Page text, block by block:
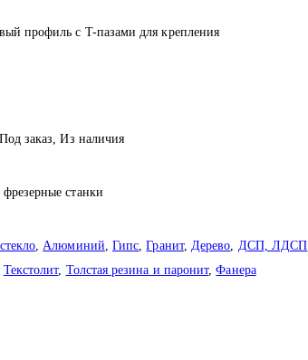
профиль с T-пазами для крепления
заказ, Из наличия
станки
Алюминий Гипс ,Гранит, Дерево ДСП, ЛДСП
Текстолит, Толстая резина и паронит,Фанера